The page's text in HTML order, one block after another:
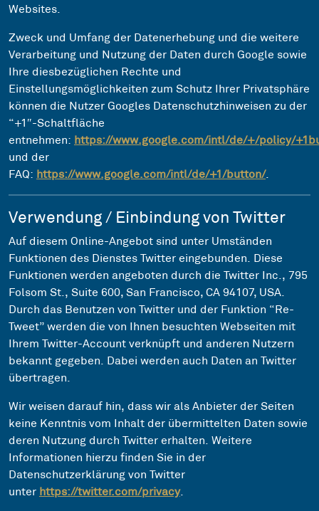
Websites.
Zweck und Umfang der Datenerhebung und die weitere
Verarbeitung und Nutzung der Daten durch Google sowie
Ihre diesbezüglichen Rechte und
Einstellungsmöglichkeiten zum Schutz Ihrer Privatsphäre
können die Nutzer Googles Datenschutzhinweisen zu der
“+1″-Schaltfläche
entnehmen: https://www.google.com/intl/de/+/policy/
und der
FAQ: https://www.google.com/intl/de/+1/button/.
Verwendung / Einbindung von Twitter
Auf diesem Online-Angebot sind unter Umständen
Funktionen des Dienstes Twitter eingebunden. Diese
Funktionen werden angeboten durch die Twitter Inc., 795
Folsom St., Suite 600, San Francisco, CA 94107, USA.
Durch das Benutzen von Twitter und der Funktion “Re-
Tweet” werden die von Ihnen besuchten Webseiten mit
Ihrem Twitter-Account verknüpft und anderen Nutzern
bekannt gegeben. Dabei werden auch Daten an Twitter
übertragen.
Wir weisen darauf hin, dass wir als Anbieter der Seiten
keine Kenntnis vom Inhalt der übermittelten Daten sowie
deren Nutzung durch Twitter erhalten. Weitere
Informationen hierzu finden Sie in der
Datenschutzerklärung von Twitter
unter https://twitter.com/privacy.